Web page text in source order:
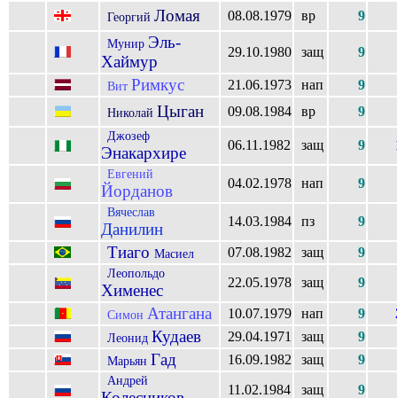
Георгий Ломая 08.08.1979 вр 9
Мунир Эль-
Хаймур
29.10.1980 защ 9
Вит Римкус 21.06.1973 нап 9
Николай Цыган 09.08.1984 вр 9
Джозеф
Энакархире 06.11.1982 защ 9
Евгений
Йорданов 04.02.1978 нап 9
Вячеслав
Данилин 14.03.1984 пз 9
Тиаго Масиел 07.08.1982 защ 9
Леопольдо
Хименес 22.05.1978 защ 9
Симон Атангана 10.07.1979 нап 9
Леонид Кудаев 29.04.1971 защ 9
Марьян Гад 16.09.1982 защ 9
Андрей
11.02.1984 защ 9